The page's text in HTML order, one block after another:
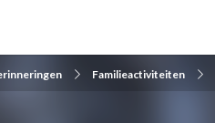
Familieactiviteiten